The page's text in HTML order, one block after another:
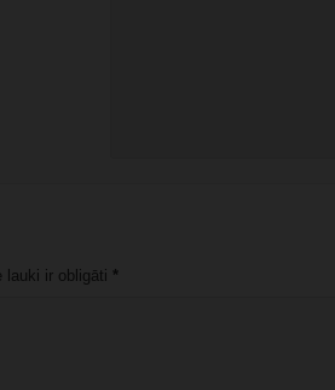
lauki ir obligāti *